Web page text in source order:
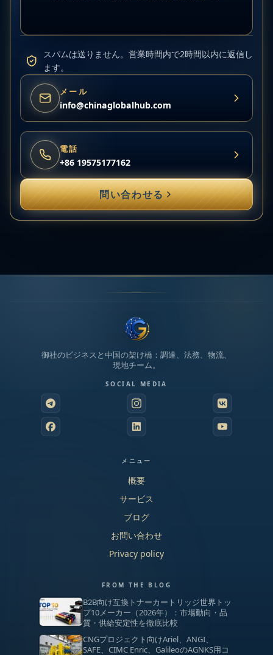
スパムは送りません。営業時間内で2時間以内に返信し
ます。
メール
info@chinaglobalhub.com
電話
+86 19575177162
問い合わせる
御社のビジネスと中国の架け橋：調達、法務、物流、
現地チーム。
SOCIAL MEDIA
メニュー
概要
サービス
ブログ
お問い合わせ
Privacy policy
FROM THE BLOG
B2B向け互換トナーカートリッジ世界トッ
プ10メーカー（2026年）：市場動向・品
質・供給安定性を徹底比較
CNGプロジェクト向けAriel、ANGI、
SAFE、CIMC Enric、GalileoのAGNKS用コ